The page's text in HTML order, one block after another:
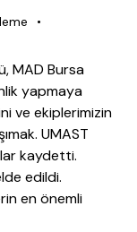
MAD Bursa
yapmaya
ve ekiplerimizin
UMAST
kaydetti.
edildi.
en önemli